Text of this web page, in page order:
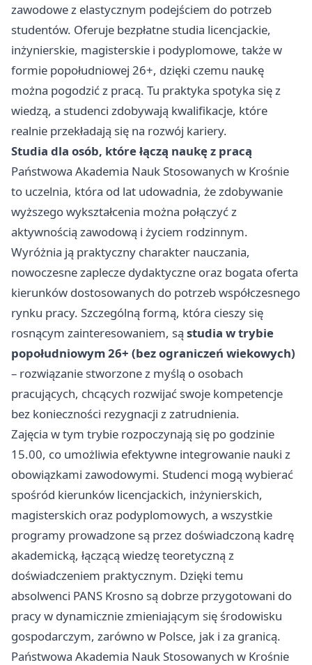
zawodowe z elastycznym podejściem do potrzeb
studentów. Oferuje bezpłatne studia licencjackie,
inżynierskie, magisterskie i podyplomowe, także w
formie popołudniowej 26+, dzięki czemu naukę
można pogodzić z pracą. Tu praktyka spotyka się z
wiedzą, a studenci zdobywają kwalifikacje, które
realnie przekładają się na rozwój kariery.
Studia dla osób, które łączą naukę z pracą
Państwowa Akademia Nauk Stosowanych w Krośnie
to uczelnia, która od lat udowadnia, że zdobywanie
wyższego wykształcenia można połączyć z
aktywnością zawodową i życiem rodzinnym.
Wyróżnia ją praktyczny charakter nauczania,
nowoczesne zaplecze dydaktyczne oraz bogata oferta
kierunków dostosowanych do potrzeb współczesnego
rynku pracy. Szczególną formą, która cieszy się
rosnącym zainteresowaniem, są studia w trybie
popołudniowym 26+ (bez ograniczeń wiekowych)
– rozwiązanie stworzone z myślą o osobach
pracujących, chcących rozwijać swoje kompetencje
bez konieczności rezygnacji z zatrudnienia.
Zajęcia w tym trybie rozpoczynają się po godzinie
15.00, co umożliwia efektywne integrowanie nauki z
obowiązkami zawodowymi. Studenci mogą wybierać
spośród kierunków licencjackich, inżynierskich,
magisterskich oraz podyplomowych, a wszystkie
programy prowadzone są przez doświadczoną kadrę
akademicką, łączącą wiedzę teoretyczną z
doświadczeniem praktycznym. Dzięki temu
absolwenci PANS Krosno są dobrze przygotowani do
pracy w dynamicznie zmieniającym się środowisku
gospodarczym, zarówno w Polsce, jak i za granicą.
Państwowa Akademia Nauk Stosowanych w Krośnie